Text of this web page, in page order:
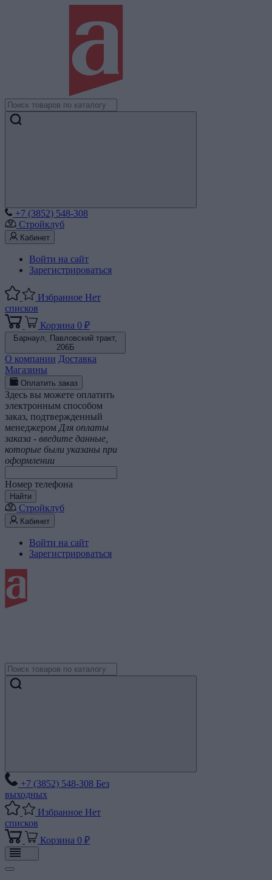
+7 (3852) 548-308
Стройклуб
Кабинет
Войти на сайт
Зарегистрироваться
Избранное Нет
списков
Корзина 0 ₽
Барнаул, Павловский тракт,
206Б
О компании Доставка
Магазины
Оплатить заказ
Здесь вы можете оплатить
электронным способом
заказ, подтвержденный
менеджером Для оплаты
заказа - введите данные,
которые были указаны при
оформлении
Номер телефона
Найти
Стройклуб
Кабинет
Войти на сайт
Зарегистрироваться
+7 (3852) 548-308 Без
выходных
Избранное Нет
списков
Корзина 0 ₽